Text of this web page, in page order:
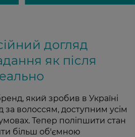
догляд
як після
який зробив в Україні
за волоссям, доступним усім
Тепер поліпшити стан
більш об'ємною